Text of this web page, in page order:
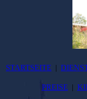
STARTSEITE
PREISE